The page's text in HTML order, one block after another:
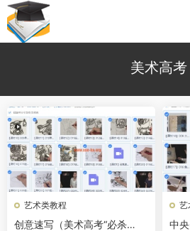
美术高考
艺术类教程
创意速写（美术高考“必杀
艺
中